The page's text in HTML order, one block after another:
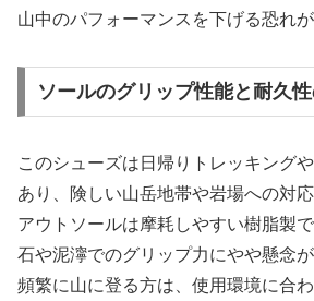
山中のパフォーマンスを下げる恐れが
ソールのグリップ性能と耐久
このシューズは日帰りトレッキング
あり、険しい山岳地帯や岩場への対
アウトソールは摩耗しやすい樹脂製
石や泥濘でのグリップ力にやや懸念が
頻繁に山に登る方は、使用環境に合